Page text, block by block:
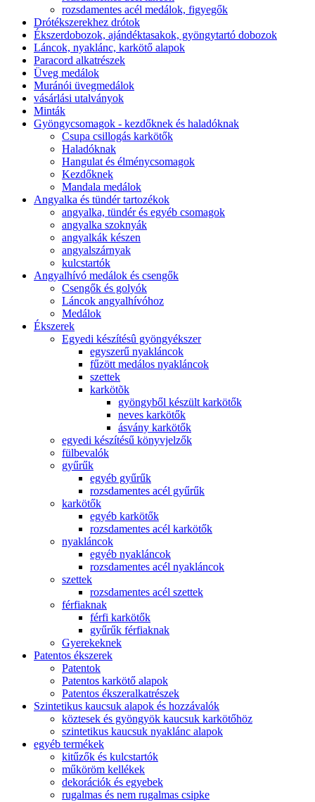
rozsdamentes acél medálok, figyegők
Drótékszerekhez drótok
Ékszerdobozok, ajándéktasakok, gyöngytartó dobozok
Láncok, nyaklánc, karkötő alapok
Paracord alkatrészek
Üveg medálok
Muránói üvegmedálok
vásárlási utalványok
Minták
Gyöngycsomagok - kezdőknek és haladóknak
Csupa csillogás karkötők
Haladóknak
Hangulat és élménycsomagok
Kezdőknek
Mandala medálok
Angyalka és tündér tartozékok
angyalka, tündér és egyéb csomagok
angyalka szoknyák
angyalkák készen
angyalszárnyak
kulcstartók
Angyalhívó medálok és csengők
Csengők és golyók
Láncok angyalhívóhoz
Medálok
Ékszerek
Egyedi készítésû gyöngyékszer
egyszerű nyakláncok
fűzött medálos nyakláncok
szettek
karkötõk
gyöngyből készült karkötők
neves karkötők
ásvány karkötők
egyedi készítésű könyvjelzők
fülbevalók
gyűrűk
egyéb gyűrűk
rozsdamentes acél gyűrűk
karkötők
egyéb karkötők
rozsdamentes acél karkötők
nyakláncok
egyéb nyakláncok
rozsdamentes acél nyakláncok
szettek
rozsdamentes acél szettek
férfiaknak
férfi karkötők
gyűrűk férfiaknak
Gyerekeknek
Patentos ékszerek
Patentok
Patentos karkötő alapok
Patentos ékszeralkatrészek
Szintetikus kaucsuk alapok és hozzávalók
köztesek és gyöngyök kaucsuk karkötőhöz
szintetikus kaucsuk nyaklánc alapok
egyéb termékek
kitűzők és kulcstartók
műköröm kellékek
dekorációk és egyebek
rugalmas és nem rugalmas csipke